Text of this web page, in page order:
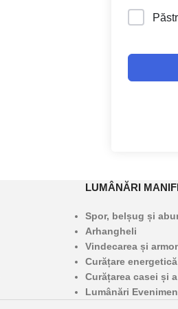
LUMÂNĂRI
Spor, belșug și
Arhangheli
Vindecarea și
Curățare
Curățarea casei și
Lumânări